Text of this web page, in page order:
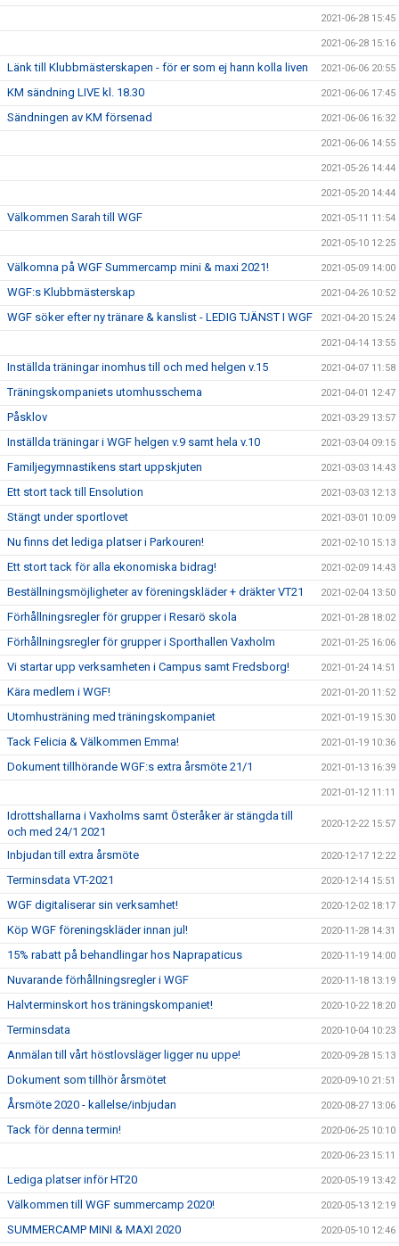
2021-06-28 15:45
2021-06-28 15:16
Länk till Klubbmästerskapen - för er som ej hann kolla liven 2021-06-06 20:55
KM sändning LIVE kl. 18.30 2021-06-06 17:45
Sändningen av KM försenad 2021-06-06 16:32
2021-06-06 14:55
2021-05-26 14:44
2021-05-20 14:44
Välkommen Sarah till WGF 2021-05-11 11:54
2021-05-10 12:25
Välkomna på WGF Summercamp mini & maxi 2021! 2021-05-09 14:00
WGF:s Klubbmästerskap 2021-04-26 10:52
WGF söker efter ny tränare & kanslist - LEDIG TJÄNST I WGF 2021-04-20 15:24
2021-04-14 13:55
Inställda träningar inomhus till och med helgen v.15 2021-04-07 11:58
Träningskompaniets utomhusschema 2021-04-01 12:47
Påsklov 2021-03-29 13:57
Inställda träningar i WGF helgen v.9 samt hela v.10 2021-03-04 09:15
Familjegymnastikens start uppskjuten 2021-03-03 14:43
Ett stort tack till Ensolution 2021-03-03 12:13
Stängt under sportlovet 2021-03-01 10:09
Nu finns det lediga platser i Parkouren! 2021-02-10 15:13
Ett stort tack för alla ekonomiska bidrag! 2021-02-09 14:43
Beställningsmöjligheter av föreningskläder + dräkter VT21 2021-02-04 13:50
Förhållningsregler för grupper i Resarö skola 2021-01-28 18:02
Förhållningsregler för grupper i Sporthallen Vaxholm 2021-01-25 16:06
Vi startar upp verksamheten i Campus samt Fredsborg! 2021-01-24 14:51
Kära medlem i WGF! 2021-01-20 11:52
Utomhusträning med träningskompaniet 2021-01-19 15:30
Tack Felicia & Välkommen Emma! 2021-01-19 10:36
Dokument tillhörande WGF:s extra årsmöte 21/1 2021-01-13 16:39
2021-01-12 11:11
Idrottshallarna i Vaxholms samt Österåker är stängda till
och med 24/1 2021
2020-12-22 15:57
Inbjudan till extra årsmöte 2020-12-17 12:22
Terminsdata VT-2021 2020-12-14 15:51
WGF digitaliserar sin verksamhet! 2020-12-02 18:17
Köp WGF föreningskläder innan jul! 2020-11-28 14:31
15% rabatt på behandlingar hos Naprapaticus 2020-11-19 14:00
Nuvarande förhållningsregler i WGF 2020-11-18 13:19
Halvterminskort hos träningskompaniet! 2020-10-22 18:20
Terminsdata 2020-10-04 10:23
Anmälan till vårt höstlovsläger ligger nu uppe! 2020-09-28 15:13
Dokument som tillhör årsmötet 2020-09-10 21:51
Årsmöte 2020 - kallelse/inbjudan 2020-08-27 13:06
Tack för denna termin! 2020-06-25 10:10
2020-06-23 15:11
Lediga platser inför HT20 2020-05-19 13:42
Välkommen till WGF summercamp 2020! 2020-05-13 12:19
SUMMERCAMP MINI & MAXI 2020 2020-05-10 12:46